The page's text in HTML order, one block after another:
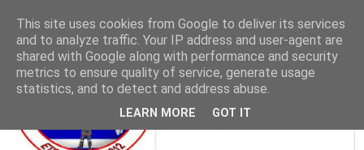
This site uses cookies from Google to deliver its services
and to analyze traffic. Your IP address and user-agent are
shared with Google along with performance and security
metrics to ensure quality of service, generate usage
statistics, and to detect and address abuse.
LEARN MORE GOT IT